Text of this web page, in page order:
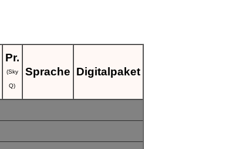
Pr.
(Sky
Q)
Sprache Digitalpaket